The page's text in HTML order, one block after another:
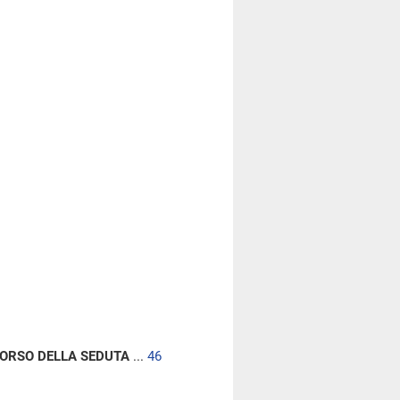
DELLA SEDUTA ... 46